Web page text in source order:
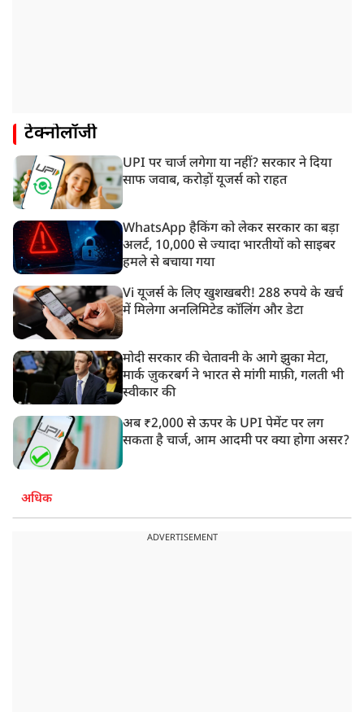
टेक्नोलॉजी
UPI पर चार्ज लगेगा या नहीं? सरकार ने दिया
साफ जवाब, करोड़ों यूजर्स को राहत
WhatsApp हैकिंग को लेकर सरकार का बड़ा
अलर्ट, 10,000 से ज्यादा भारतीयों को साइबर
हमले से बचाया गया
Vi यूजर्स के लिए खुशखबरी! 288 रुपये के खर्च
में मिलेगा अनलिमिटेड कॉलिंग और डेटा
मोदी सरकार की चेतावनी के आगे झुका मेटा,
मार्क ज़ुकरबर्ग ने भारत से मांगी माफ़ी, गलती भी
स्वीकार की
अब ₹2,000 से ऊपर के UPI पेमेंट पर लग
सकता है चार्ज, आम आदमी पर क्या होगा असर?
अधिक
ADVERTISEMENT